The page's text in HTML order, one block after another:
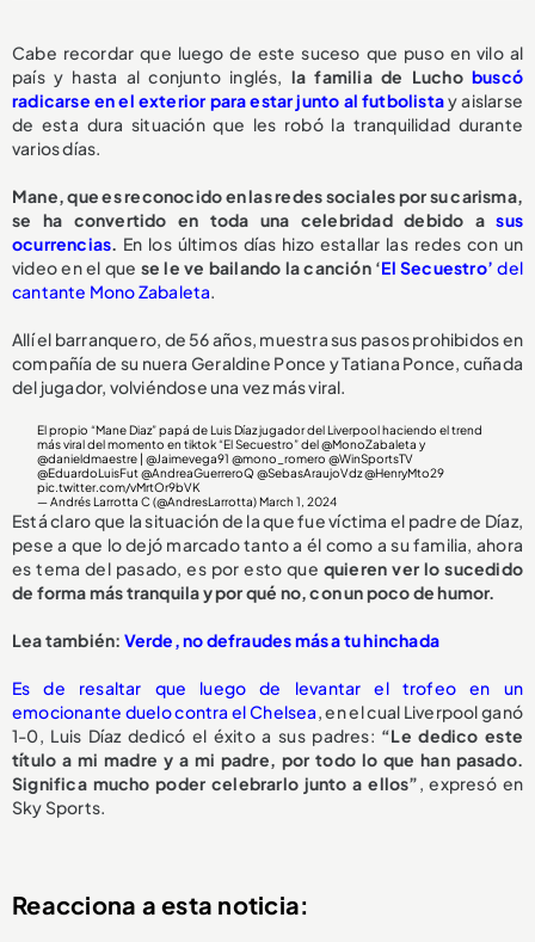
Cabe recordar que luego de este suceso que puso en vilo al
país y hasta al conjunto inglés,
la familia de Luchobuscó
radicarse en el exterior para estar junto al futbolistay aislarse
de esta dura situación que les robó la tranquilidad durante
varios días.
Mane, que es reconocido en las redes sociales por su carisma,
se ha convertido en toda una celebridad debido a sus
ocurrencias
En los últimos días hizo estallar las redes con un
video en el que se le ve bailando la canción ‘El Secuestro’ del
cantante Mono Zabaleta
Allí el barranquero, de 56 años, muestra sus pasos prohibidos en
compañía de su nuera Geraldine Ponce y Tatiana Ponce, cuñada
del jugador, volviéndose una vez más viral.
El propio “Mane Diaz” papá de Luis Díaz jugador del Liverpool haciendo el trend
más viral del momento en tiktok “El Secuestro” del@MonoZabaleta y
@danieldmaestre |@Jaimevega91 @mono_romero @WinSportsTV
@EduardoLuisFut @AndreaGuerreroQ @SebasAraujoVdz@HenryMto29
pic.twitter.com/vMrtOr9bVK
— Andrés Larrotta C (@AndresLarrotta)March 1, 2024
Está claro que la situación de la que fue víctima el padre de Díaz,
pese a que lo dejó marcado tanto a él como a su familia, ahora
es tema del pasado, es por esto que quieren ver lo sucedido
de forma más tranquila y por qué no, con un poco de humor.
Lea también: Verde, no defraudes más a tu hinchada
Es de resaltar que luego de levantar el trofeo en un
emocionante duelo contra el Chelsea , en el cual Liverpool ganó
1-0, Luis Díaz dedicó el éxito a sus padres: “Le dedico este
título a mi madre y a mi padre, por todo lo que han pasado.
Significa mucho poder celebrarlo junto a ellos” , expresó en
Sky Sports.
Reacciona a esta noticia: